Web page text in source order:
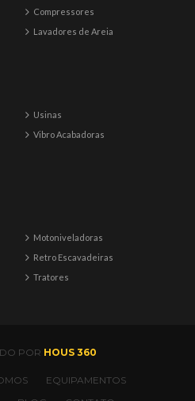
Compressores
Lavadores de Areia
Usinas
Vibro Acabadoras
Motoniveladoras
Retro Escavadeiras
Tratores
POR HOUS 360
EQUIPAMENTOS